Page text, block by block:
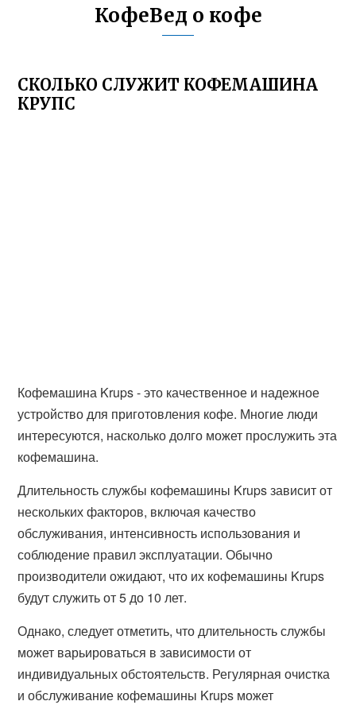
КофеВед о кофе
СКОЛЬКО СЛУЖИТ КОФЕМАШИНА
КРУПС
Кофемашина Krups - это качественное и надежное
устройство для приготовления кофе. Многие люди
интересуются, насколько долго может прослужить эта
кофемашина.
Длительность службы кофемашины Krups зависит от
нескольких факторов, включая качество
обслуживания, интенсивность использования и
соблюдение правил эксплуатации. Обычно
производители ожидают, что их кофемашины Krups
будут служить от 5 до 10 лет.
Однако, следует отметить, что длительность службы
может варьироваться в зависимости от
индивидуальных обстоятельств. Регулярная очистка
и обслуживание кофемашины Krups может